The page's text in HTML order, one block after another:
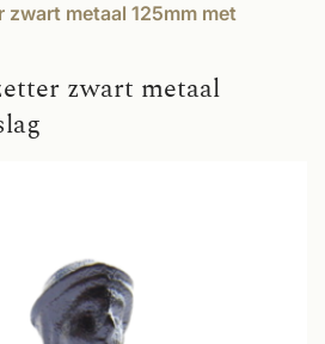
metaal 125mm met
zwart metaal